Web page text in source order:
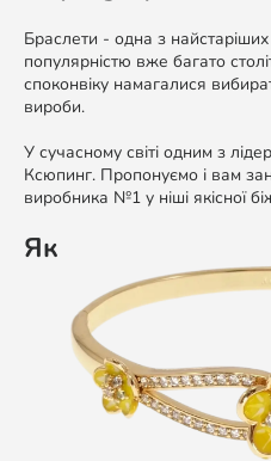
Браслети - одна з
популярністю вже багато
споконвіку намагалися
вироби.
У сучасному світі одним з
Ксюпинг. Пропонуємо і вам
виробника №1 у ніші якісної
Як